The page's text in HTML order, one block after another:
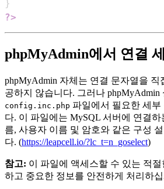
}
?>
phpMyAdmin에서 연결
phpMyAdmin 자체는 연결 문자열을 직
공하지 않습니다. 그러나
config.inc.php 파일에서 필요한 세부
다. 이 파일에는 MySQL 서버에 연결하
름, 사용자 이름 및 암호와 같은 구성
다. (https://leapcell.io/?lc_t=n_goselect)
참고: 이 파일에 액세스할 수 있는 적
하고 중요한 정보를 안전하게 처리하